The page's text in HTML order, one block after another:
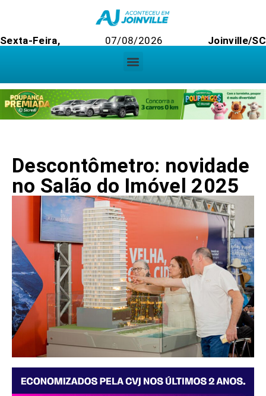
Sexta-Feira, 07/08/2026 Joinville/SC
Descontômetro: novidade
no Salão do Imóvel 2025